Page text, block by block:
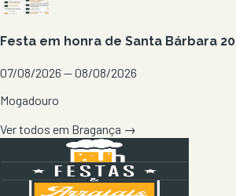
Festa em honra de Santa Bárbara
07/08/2026 — 08/08/2026
Mogadouro
Ver todos em Bragança →